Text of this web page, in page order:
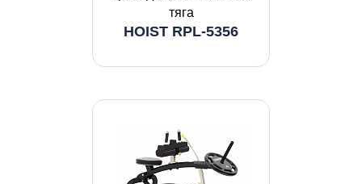
тяга
HOIST RPL-5356